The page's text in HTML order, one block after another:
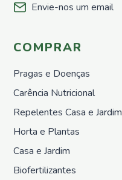
Envie-nos um email
COMPRAR
Pragas e Doenças
Carência Nutricional
Repelentes Casa e Jardim
Horta e Plantas
Casa e Jardim
Biofertilizantes